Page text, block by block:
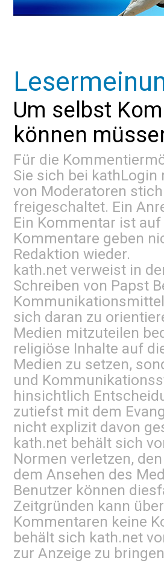
Um selbst
können
Für die
Sie sich bei kathLogin
von Moderatoren
freigeschaltet. Ein
Ein Kommentar ist
Kommentare geben
Redaktion wieder.
kath.net verweist in
Schreiben von Papst
sich daran zu
Medien mitzuteilen
religiöse Inhalte auf
Medien zu setzen,
und
hinsichtlich
zutiefst mit dem
nicht explizit davon
kath.net behält sich
Normen verletzen,
dem Ansehen des
Benutzer können
Zeitgründen kann
Kommentaren keine
behält sich kath.net
zur Anzeige zu